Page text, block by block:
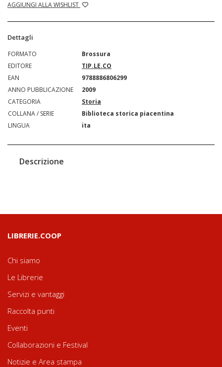
AGGIUNGI ALLA WISHLIST
Dettagli
FORMATO
Brossura
EDITORE
TIP.LE.CO
EAN
9788886806299
ANNO PUBBLICAZIONE
2009
CATEGORIA
Storia
COLLANA / SERIE
Biblioteca storica piacentina
LINGUA
ita
Descrizione
LIBRERIE.COOP
Chi siamo
Le Librerie
Servizi e vantaggi
Raccolta punti
Eventi
Collaborazioni e Festival
Notizie e Area stampa